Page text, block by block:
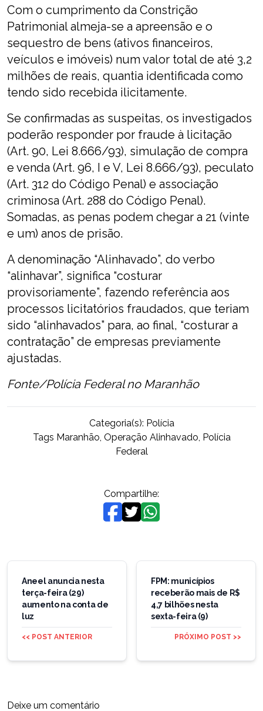
Com o cumprimento da Constrição
Patrimonial almeja-se a apreensão e o
sequestro de bens (ativos financeiros,
veículos e imóveis) num valor total de até 3,2
milhões de reais, quantia identificada como
tendo sido recebida ilicitamente.
Se confirmadas as suspeitas, os investigados
poderão responder por fraude à licitação
(Art. 90, Lei 8.666/93), simulação de compra
e venda (Art. 96, I e V, Lei 8.666/93), peculato
(Art. 312 do Código Penal) e associação
criminosa (Art. 288 do Código Penal).
Somadas, as penas podem chegar a 21 (vinte
e um) anos de prisão.
A denominação “Alinhavado”, do verbo
“alinhavar”, significa “costurar
provisoriamente”, fazendo referência aos
processos licitatórios fraudados, que teriam
sido “alinhavados” para, ao final, “costurar a
contratação” de empresas previamente
ajustadas.
Fonte/Polícia Federal no Maranhão
Categoria(s): Polícia
Tags Maranhão, Operação Alinhavado, Polícia
Federal
Compartilhe:
Navegação
Post
Aneel anuncia nesta
terça-feira (29)
aumento na conta de
luz
<< POST ANTERIOR
FPM: municípios
receberão mais de R$
4,7 bilhões nesta
sexta-feira (9)
PRÓXIMO POST >>
Deixe um comentário